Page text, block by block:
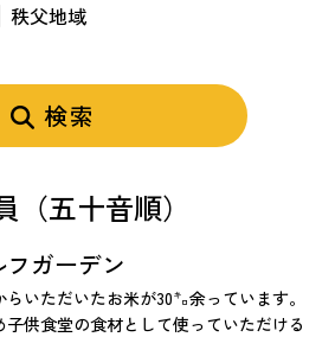
秩父地域
検索
五十音順）
ガーデン
いただいたお米が30㌔余っています。
供食堂の食材として使っていただける